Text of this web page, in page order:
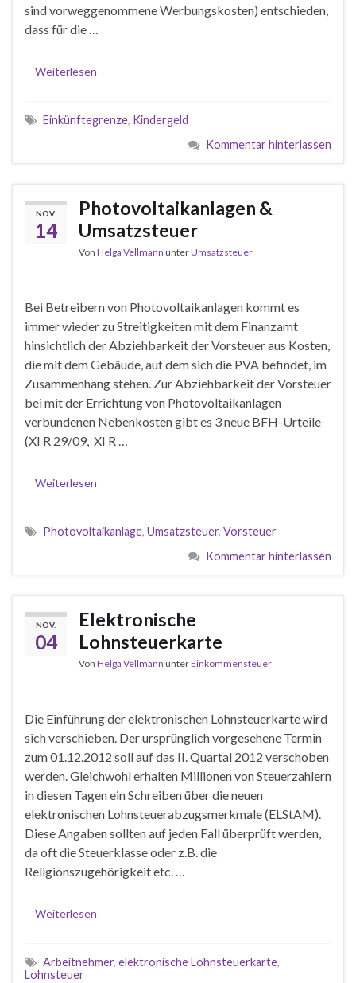
sind vorweggenommene Werbungskosten) entschieden,
dass für die …
Weiterlesen
Einkünftegrenze, Kindergeld
Kommentar hinterlassen
NOV.
14
Photovoltaikanlagen &
Umsatzsteuer
Von Helga Vellmann unterUmsatzsteuer
Bei Betreibern von Photovoltaikanlagen kommt es
immer wieder zu Streitigkeiten mit dem Finanzamt
hinsichtlich der Abziehbarkeit der Vorsteuer aus Kosten,
die mit dem Gebäude, auf dem sich die PVA befindet, im
Zusammenhang stehen. Zur Abziehbarkeit der Vorsteuer
bei mit der Errichtung von Photovoltaikanlagen
verbundenen Nebenkosten gibt es 3 neue BFH-Urteile
(XI R 29/09, XI R …
Weiterlesen
Photovoltaikanlage, Umsatzsteuer, Vorsteuer
Kommentar hinterlassen
NOV.
04
Elektronische
Lohnsteuerkarte
Von Helga Vellmann unterEinkommensteuer
Die Einführung der elektronischen Lohnsteuerkarte wird
sich verschieben. Der ursprünglich vorgesehene Termin
zum 01.12.2012 soll auf das II. Quartal 2012 verschoben
werden. Gleichwohl erhalten Millionen von Steuerzahlern
in diesen Tagen ein Schreiben über die neuen
elektronischen Lohnsteuerabzugsmerkmale (ELStAM).
Diese Angaben sollten auf jeden Fall überprüft werden,
da oft die Steuerklasse oder z.B. die
Religionszugehörigkeit etc. …
Weiterlesen
Arbeitnehmer, elektronische Lohnsteuerkarte,
Lohnsteuer